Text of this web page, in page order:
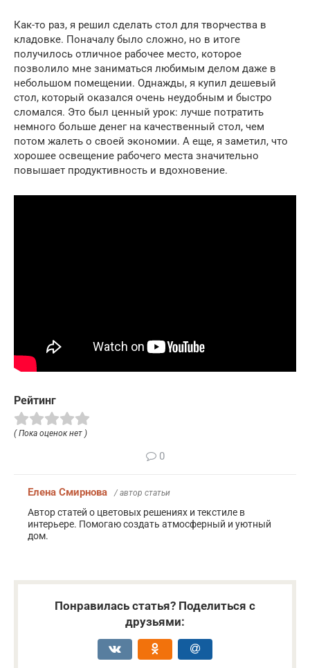
Как-то раз, я решил сделать стол для творчества в
кладовке. Поначалу было сложно, но в итоге
получилось отличное рабочее место, которое
позволило мне заниматься любимым делом даже в
небольшом помещении. Однажды, я купил дешевый
стол, который оказался очень неудобным и быстро
сломался. Это был ценный урок: лучше потратить
немного больше денег на качественный стол, чем
потом жалеть о своей экономии. А еще, я заметил, что
хорошее освещение рабочего места значительно
повышает продуктивность и вдохновение.
Рейтинг
( Пока оценок нет )
0
Елена Смирнова / автор статьи
Автор статей о цветовых решениях и текстиле в
интерьере. Помогаю создать атмосферный и уютный
дом.
Понравилась статья? Поделиться с
друзьями: